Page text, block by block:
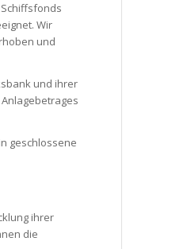
Wir
und
und ihrer
geschlossene
ihrer
die